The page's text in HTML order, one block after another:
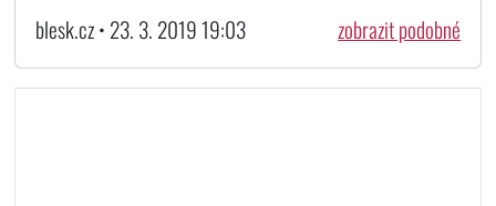
blesk.cz • 23. 3. 2019 19:03 zobrazit podobné